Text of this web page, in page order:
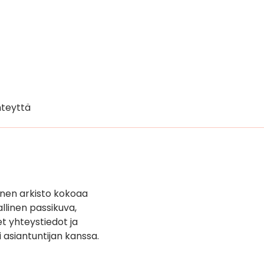
arkisto kokoaa
passikuva,
yhteystiedot ja
kanssa.